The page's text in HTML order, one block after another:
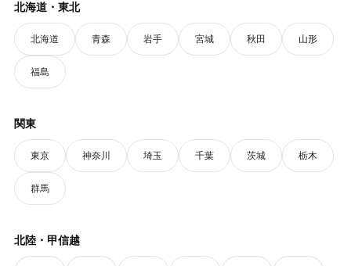
北海道・東北
北海道 青森 岩手 宮城 秋田 山形
福島
関東
東京 神奈川 埼玉 千葉 茨城 栃木
群馬
北陸・甲信越